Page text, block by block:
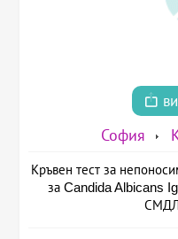
София
Кръвен тест за
за Candida Albicans
СМДЛ